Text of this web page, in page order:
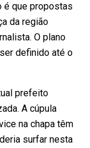
é que propostas
da região
O plano
definido até o
prefeito
A cúpula
na chapa têm
surfar nesta